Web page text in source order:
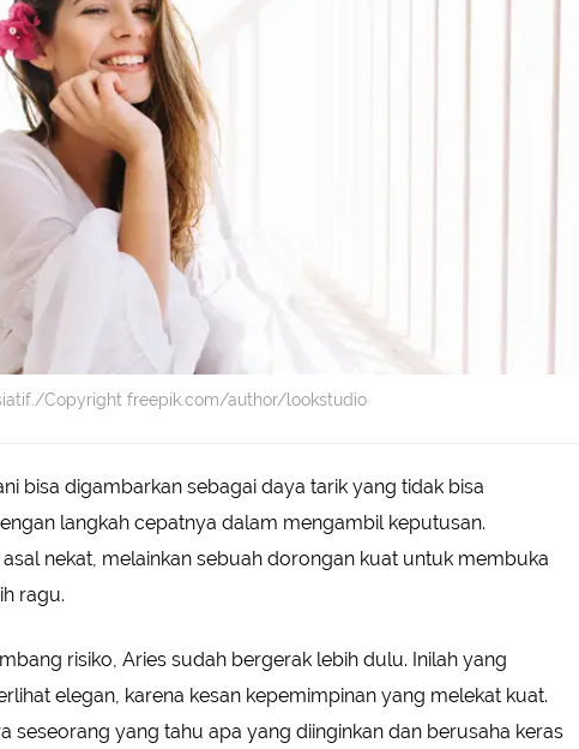
Copyright freepik.com/author/lookstudio
bisa digambarkan sebagai daya tarik yang tidak bisa
langkah cepatnya dalam mengambil keputusan.
nekat, melainkan sebuah dorongan kuat untuk membuka
ragu.
risiko, Aries sudah bergerak lebih dulu. Inilah yang
elegan, karena kesan kepemimpinan yang melekat kuat.
seseorang yang tahu apa yang diinginkan dan berusaha keras